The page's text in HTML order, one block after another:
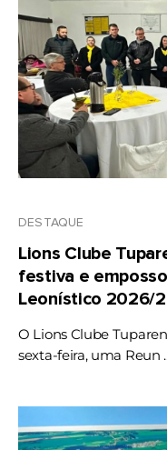
DESTAQUE
Lions Clube
festiva e
Leonístico 2026/
O Lions Clube
sexta-feira, uma Reun